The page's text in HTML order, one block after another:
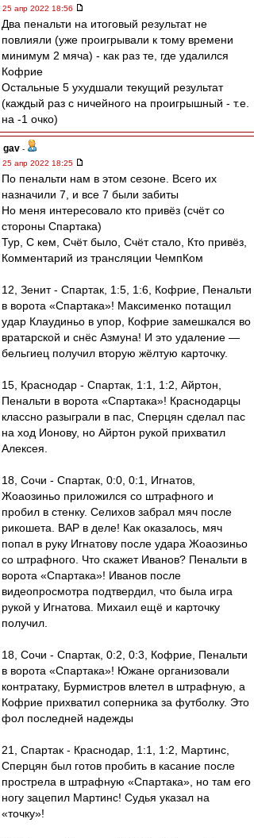
25 апр 2022 18:56
Два пенальти на итоговый результат не
повлияли (уже проигрывали к тому времени
минимум 2 мяча) - как раз те, где удалился
Кофрие
Остальные 5 ухудшали текущий результат
(каждый раз с ничейного на проигрышный - т.е.
на -1 очко)
gav -
25 апр 2022 18:25
По пенальти нам в этом сезоне. Всего их
назначили 7, и все 7 были забиты
Но меня интересовало кто привёз (счёт со
стороны Спартака)
Тур, С кем, Счёт было, Счёт стало, Кто привёз,
Комментарий из трансляции ЧемпКом
12, Зенит - Спартак, 1:5, 1:6, Кофрие, Пенальти
в ворота «Спартака»! Максименко потащил
удар Клаудиньо в упор, Кофрие замешкался во
вратарской и снёс Азмуна! И это удаление —
бельгиец получил вторую жёлтую карточку.
15, Краснодар - Спартак, 1:1, 1:2, Айртон,
Пенальти в ворота «Спартака»! Краснодарцы
классно разыграли в пас, Сперцян сделал пас
на ход Ионову, но Айртон рукой прихватил
Алексея.
18, Сочи - Спартак, 0:0, 0:1, Игнатов,
Жоаозиньо приложился со штрафного и
пробил в стенку. Селихов забрал мяч после
рикошета. ВАР в деле! Как оказалось, мяч
попал в руку Игнатову после удара Жоаозиньо
со штрафного. Что скажет Иванов? Пенальти в
ворота «Спартака»! Иванов после
видеопросмотра подтвердил, что была игра
рукой у Игнатова. Михаил ещё и карточку
получил.
18, Сочи - Спартак, 0:2, 0:3, Кофрие, Пенальти
в ворота «Спартака»! Южане организовали
контратаку, Бурмистров влетел в штрафную, а
Кофрие прихватил соперника за футболку. Это
фол последней надежды
21, Спартак - Краснодар, 1:1, 1:2, Мартинс,
Сперцян был готов пробить в касание после
прострела в штрафную «Спартака», но там его
ногу зацепил Мартинс! Судья указал на
«точку»!